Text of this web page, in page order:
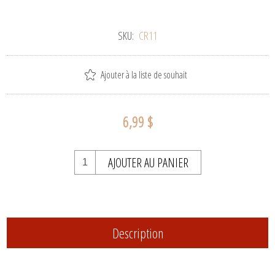
SKU: CR11
Ajouter à la liste de souhait
6,99 $
AJOUTER AU PANIER
Description